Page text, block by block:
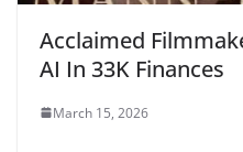
Acclaimed
AI In 33K Finances
March 15, 2026